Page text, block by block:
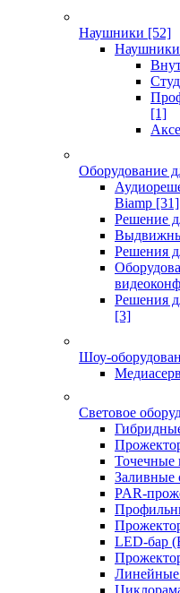
Наушники [52]
Наушники
[1]
Оборудование
Biamp [31]
Решение
Решения
Решения
[3]
Шоу-
Световое
Точечные
Заливные
PAR-
LED-бар
Линейные